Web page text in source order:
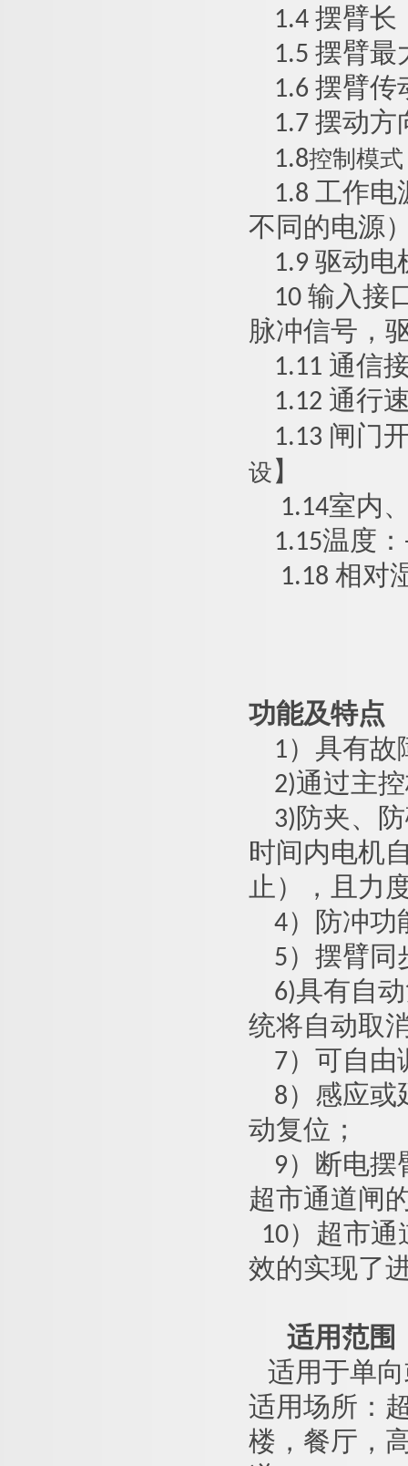
1.4 摆臂长
1.5 摆臂最
1.6 摆臂传
1.7 摆动方
1.8控制模
1.8 工作电
不同的电源
1.9 驱动电
10 输入接
脉冲信号，
1.11 通信
1.12 通行
1.13 闸门
设 】
1.14室内
1.15温度 ：
1.18 相对
功能及特点
1 ）具有
2)通过主
3) 防夹、
时间内电机
止），且力
4 ）防冲
5 ）摆臂同
6)具有自
统将自动取
7 ）可自
8 ）感应
动复位；
9 ）断电
超市通道闸
10 ） 超市通
效的实现了
适用范围
适用于单
适用场所：
楼，餐厅，